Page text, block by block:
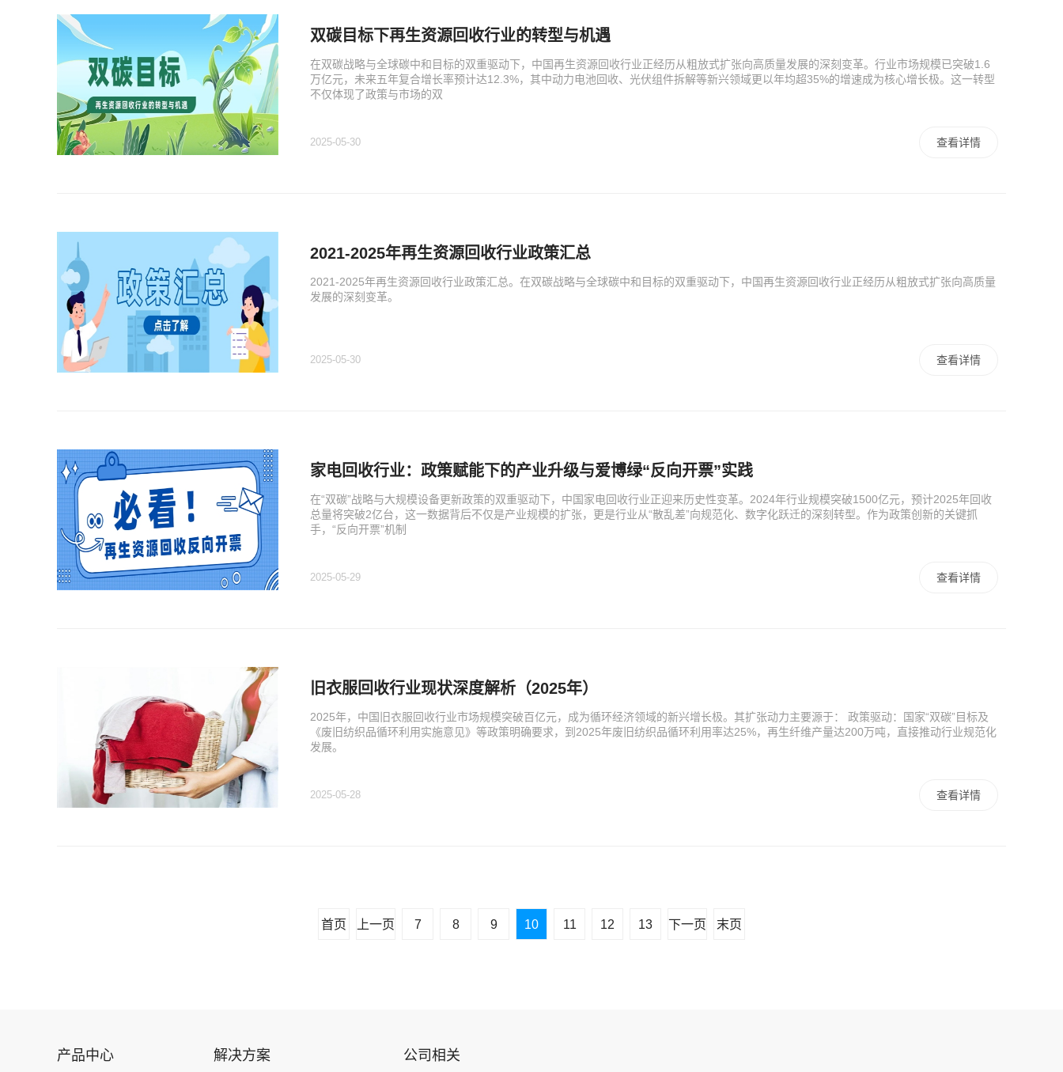
双碳目标下再生资源回收行业的转型与机遇
在双碳战略与全球碳中和目标的双重驱动下，中国再生资源回收行业正经历从粗放式扩张向高质量发展的深刻变革。行业市场规模已突破1.6
万亿元，未来五年复合增长率预计达12.3%，其中动力电池回收、光伏组件拆解等新兴领域更以年均超35%的增速成为核心增长极。这一转型
不仅体现了政策与市场的双
2025-05-30 查看详情
2021-2025年再生资源回收行业政策汇总
2021-2025年再生资源回收行业政策汇总。在双碳战略与全球碳中和目标的双重驱动下，中国再生资源回收行业正经历从粗放式扩张向高质量
发展的深刻变革。
2025-05-30 查看详情
家电回收行业：政策赋能下的产业升级与爱博绿“反向开票”实践
在“双碳”战略与大规模设备更新政策的双重驱动下，中国家电回收行业正迎来历史性变革。2024年行业规模突破1500亿元，预计2025年回收
总量将突破2亿台，这一数据背后不仅是产业规模的扩张，更是行业从“散乱差”向规范化、数字化跃迁的深刻转型。作为政策创新的关键抓
手，“反向开票”机制
2025-05-29 查看详情
旧衣服回收行业现状深度解析（2025年）
2025年，中国旧衣服回收行业市场规模突破百亿元，成为循环经济领域的新兴增长极。其扩张动力主要源于： 政策驱动：国家“双碳”目标及
《废旧纺织品循环利用实施意见》等政策明确要求，到2025年废旧纺织品循环利用率达25%，再生纤维产量达200万吨，直接推动行业规范化
发展。
2025-05-28 查看详情
首页 上一页 7 8 9 10 11 12 13 下一页 末页
产品中心 解决方案 公司相关